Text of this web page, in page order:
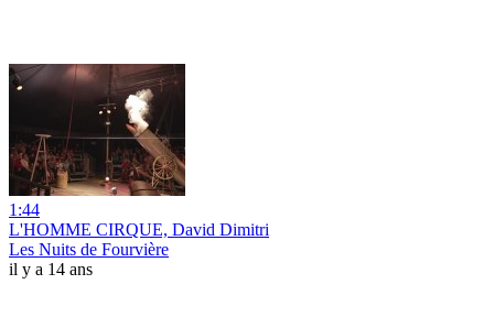
1:44
L'HOMME CIRQUE, David Dimitri
Les Nuits de Fourvière
il y a 14 ans